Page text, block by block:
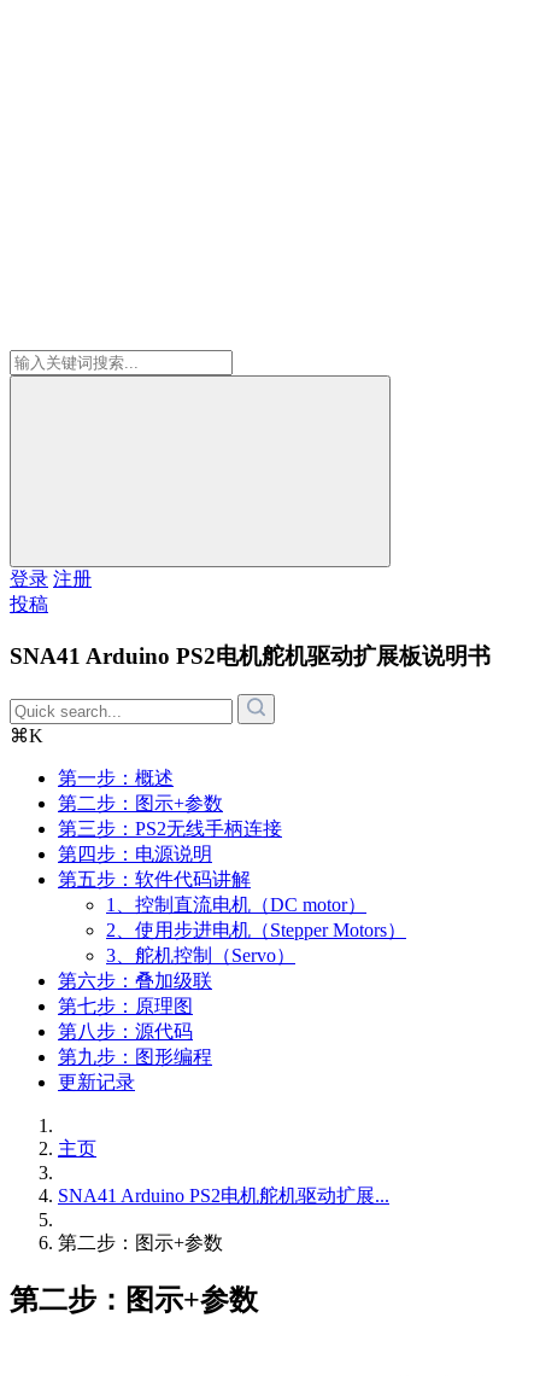
登录 注册
投稿
SNA41 Arduino PS2电机舵机驱动扩展板说明书
⌘K
第一步：概述
第二步：图示+参数
第三步：PS2无线手柄连接
第四步：电源说明
第五步：软件代码讲解
1、控制直流电机（DC motor）
2、使用步进电机（Stepper Motors）
3、舵机控制（Servo）
第六步：叠加级联
第七步：原理图
第八步：源代码
第九步：图形编程
更新记录
主页
SNA41 Arduino PS2电机舵机驱动扩展...
第二步：图示+参数
第二步：图示+参数